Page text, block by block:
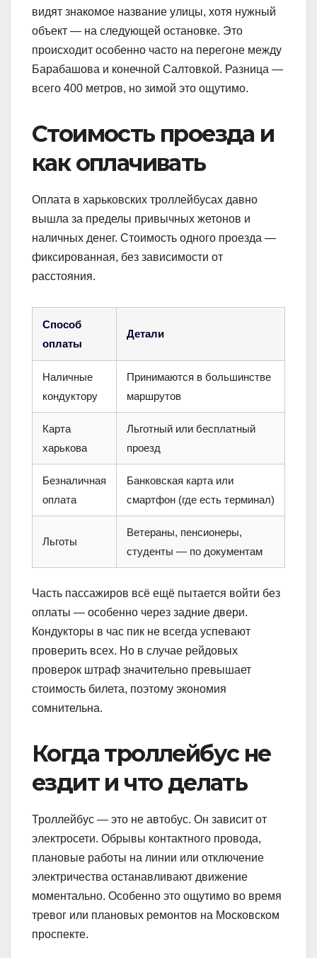
видят знакомое название улицы, хотя нужный
объект — на следующей остановке. Это
происходит особенно часто на перегоне между
Барабашова и конечной Салтовкой. Разница —
всего 400 метров, но зимой это ощутимо.
Стоимость проезда и
как оплачивать
Оплата в харьковских троллейбусах давно
вышла за пределы привычных жетонов и
наличных денег. Стоимость одного проезда —
фиксированная, без зависимости от
расстояния.
Способ
оплаты
Детали
Наличные
кондуктору
Принимаются в большинстве
маршрутов
Карта
харькова
Льготный или бесплатный
проезд
Безналичная
оплата
Банковская карта или
смартфон (где есть терминал)
Льготы
Ветераны, пенсионеры,
студенты — по документам
Часть пассажиров всё ещё пытается войти без
оплаты — особенно через задние двери.
Кондукторы в час пик не всегда успевают
проверить всех. Но в случае рейдовых
проверок штраф значительно превышает
стоимость билета, поэтому экономия
сомнительна.
Когда троллейбус не
ездит и что делать
Троллейбус — это не автобус. Он зависит от
электросети. Обрывы контактного провода,
плановые работы на линии или отключение
электричества останавливают движение
моментально. Особенно это ощутимо во время
тревог или плановых ремонтов на Московском
проспекте.